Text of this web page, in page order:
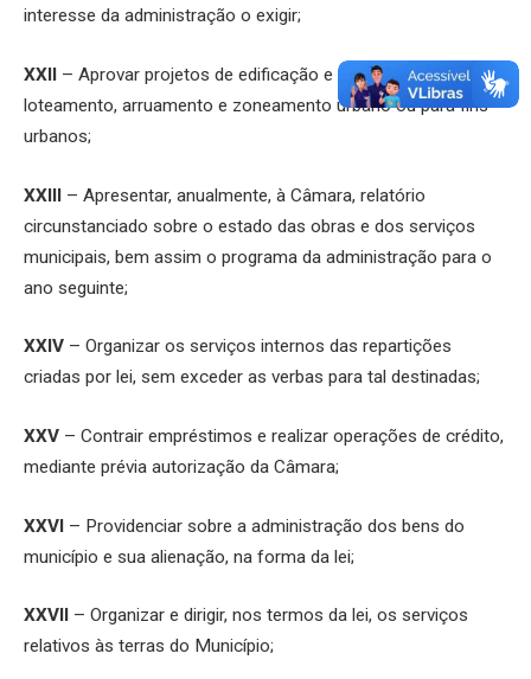
interesse da administração o exigir;
XXII – Aprovar projetos de edificação e planos de
loteamento, arruamento e zoneamento urbano ou para fins
urbanos;
XXIII – Apresentar, anualmente, à Câmara, relatório
circunstanciado sobre o estado das obras e dos serviços
municipais, bem assim o programa da administração para o
ano seguinte;
XXIV – Organizar os serviços internos das repartições
criadas por lei, sem exceder as verbas para tal destinadas;
XXV – Contrair empréstimos e realizar operações de crédito,
mediante prévia autorização da Câmara;
XXVI – Providenciar sobre a administração dos bens do
município e sua alienação, na forma da lei;
XXVII – Organizar e dirigir, nos termos da lei, os serviços
relativos às terras do Município;